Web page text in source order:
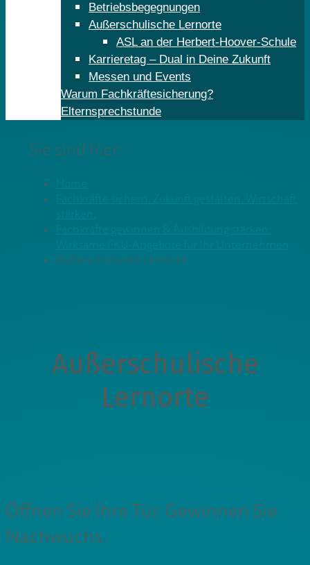
Betriebsbegegnungen
Außerschulische Lernorte
ASL an der Herbert-Hoover-Schule
Karrieretag – Dual in Deine Zukunft
Messen und Events
Warum Fachkräftesicherung?
Elternsprechstunde
Sie sind hier:
Außerschulische Lernorte
Außerschulische
Lernorte
Öffnen Sie Ihre Tür. Gewinnen Sie
Nachwuchs.